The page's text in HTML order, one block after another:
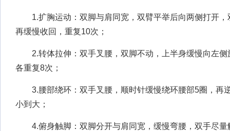
1.扩胸运动：双脚与肩同宽，双臂平举后向两侧打开，
再缓慢收回，重复10次；
2.转体拉伸：双手叉腰，双脚不动，上半身缓慢向左侧
各重复8次；
3.腰部绕环：双手叉腰，顺时针缓慢绕环腰部5圈，再
小到大；
4.俯身触脚：双脚分开与肩同宽，缓慢弯腰，双手尽量